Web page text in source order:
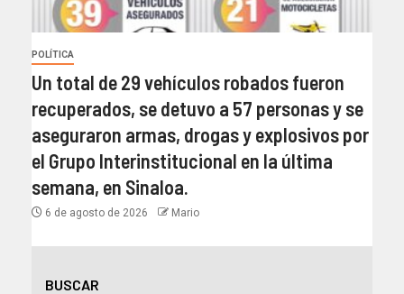
POLÍTICA
Un total de 29 vehículos robados fueron
recuperados, se detuvo a 57 personas y se
aseguraron armas, drogas y explosivos por
el Grupo Interinstitucional en la última
semana, en Sinaloa.
6 de agosto de 2026 Mario
BUSCAR